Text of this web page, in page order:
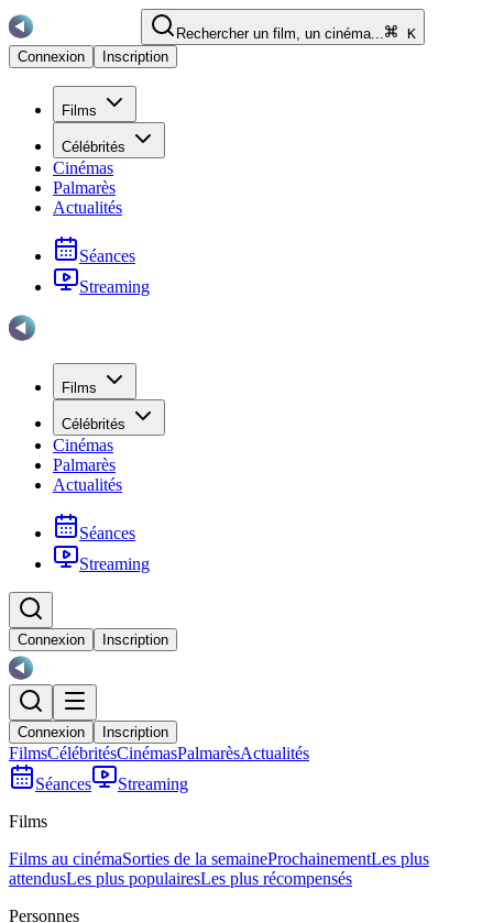
Rechercher un film, un cinéma...
K
Connexion
Inscription
Films
Célébrités
Cinémas
Palmarès
Actualités
Séances
Streaming
Films
Célébrités
Cinémas
Palmarès
Actualités
Séances
Streaming
Connexion Inscription
Connexion Inscription
FilmsCélébritésCinémasPalmarèsActualités
Séances
Streaming
Films
Films au cinémaSorties de la semaineProchainementLes plus
attendusLes plus populairesLes plus récompensés
Personnes